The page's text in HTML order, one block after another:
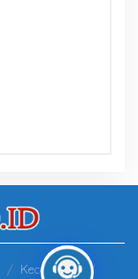
Kecamatan